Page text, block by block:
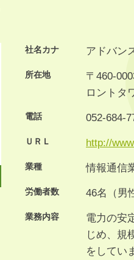
社名カナ アドバン
所在地
〒460-
ロントタ
電話 052-684-
ＵＲＬ http://
業種 情報通信
労働者数 46名（男
業務内容
電力の安
じめ、規
をしてい